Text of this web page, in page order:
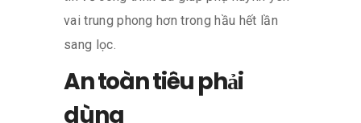
vai trung phong hơn trong hầu hết lần
sang lọc.
An toàn tiêu phải
dùng